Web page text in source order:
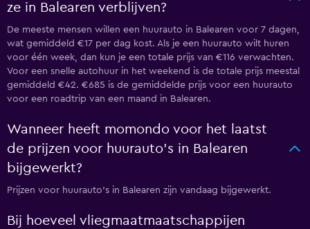
ze in Balearen verblijven?
De meeste mensen willen een huurauto in Balearen voor 7 dagen,
wat gemiddeld €17 per dag kost. Als je een huurauto wilt huren
voor één week, dan kun je een totale prijs van €116 verwachten.
Voor een snelle autohuur in het weekend is de totale prijs meestal
gemiddeld €42. €685 is de gemiddelde prijs voor een huurauto
voor een roadtrip van een maand in Balearen.
Wanneer heeft momondo voor het laatst
de prijzen voor huurauto's in Balearen
bijgewerkt?
Prijzen voor huurauto's in Balearen zijn vandaag bijgewerkt.
Bij hoeveel vliegmaatmaatschappijen